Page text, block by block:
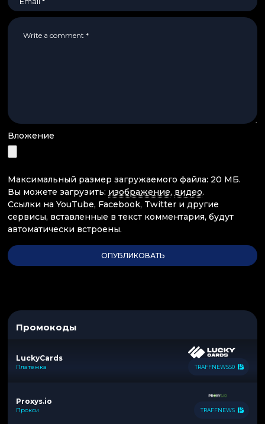
Вложение
Максимальный размер загружаемого файла: 20 МБ.
Вы можете загрузить: изображение, видео.
Ссылки на YouTube, Facebook, Twitter и другие
сервисы, вставленные в текст комментария, будут
автоматически встроены.
Промокоды
LuckyCards
Платежка TRAFFNEWS50
Proxys.io
Прокси TRAFFNEWS